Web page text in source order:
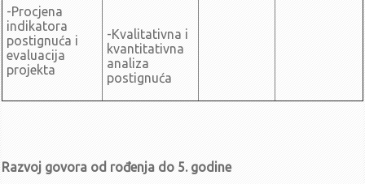
Poziv za 26. sjednicu UV-a (19.7.2023.)
travanj - lipanj
Zaključci sa 25. sjednice UV-a (15.6.2023.)
Poziv za 25. sjednicu UV-a (15.6.2023.)
Poziv za 23. sjednicu UV-a (2.5.2023.)
-Procjena
indikatora
postignuća i
evaluacija
projekta
-Kvalitativna i
kvantitativna
analiza
postignuća
Razvoj govora od rođenja do 5. godine